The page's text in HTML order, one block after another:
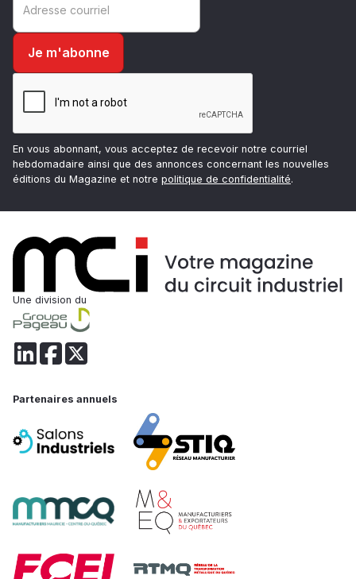
En vous abonnant, vous acceptez de recevoir notre courriel
hebdomadaire ainsi que des annonces concernant les nouvelles
éditions du Magazine et notre politique de confidentialité.
Une division du
Partenaires annuels